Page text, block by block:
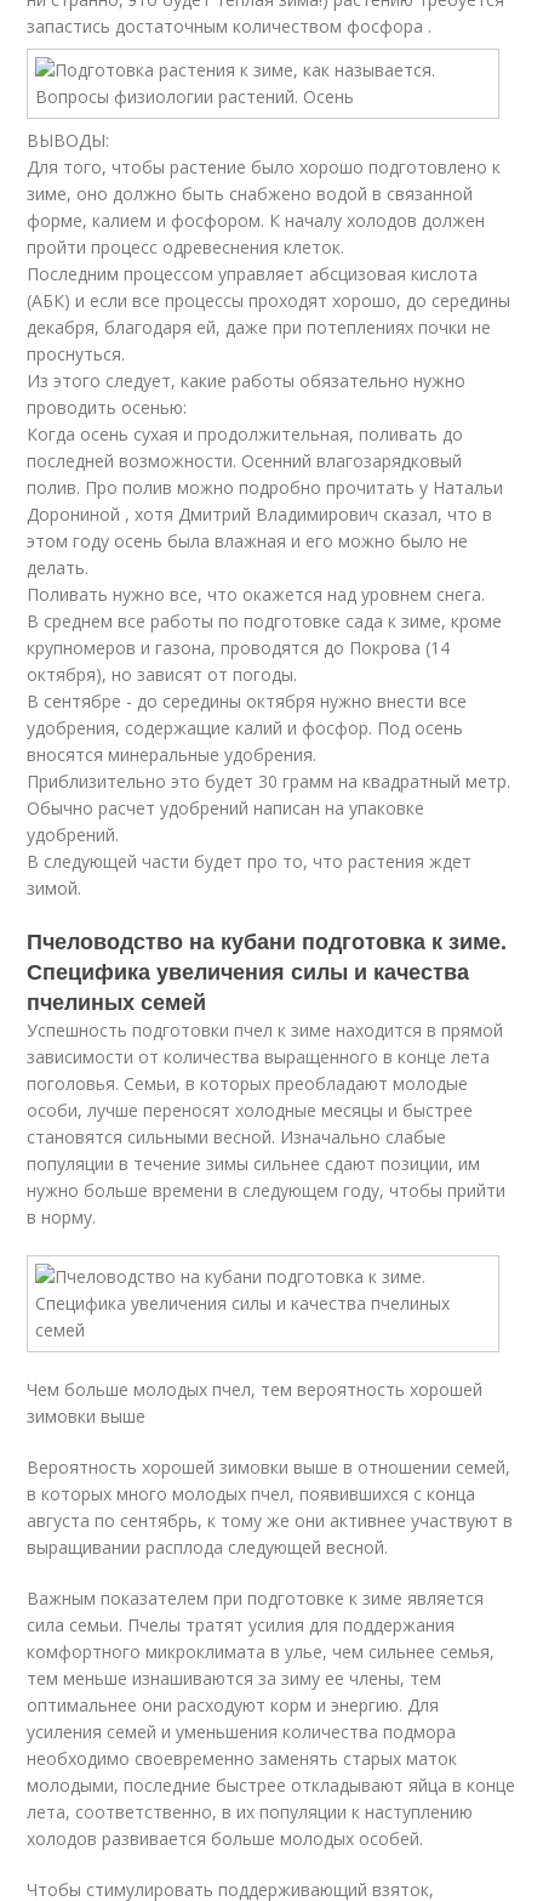
запастись достаточным количеством фосфора .
ВЫВОДЫ:
Для того, чтобы растение было хорошо подготовлено к
зиме, оно должно быть снабжено водой в связанной
форме, калием и фосфором. К началу холодов должен
пройти процесс одревеснения клеток.
Последним процессом управляет абсцизовая кислота
(АБК) и если все процессы проходят хорошо, до середины
декабря, благодаря ей, даже при потеплениях почки не
проснуться.
Из этого следует, какие работы обязательно нужно
проводить осенью:
Когда осень сухая и продолжительная, поливать до
последней возможности. Осенний влагозарядковый
полив. Про полив можно подробно прочитать у Натальи
Дорониной , хотя Дмитрий Владимирович сказал, что в
этом году осень была влажная и его можно было не
делать.
Поливать нужно все, что окажется над уровнем снега.
В среднем все работы по подготовке сада к зиме, кроме
крупномеров и газона, проводятся до Покрова (14
октября), но зависят от погоды.
В сентябре - до середины октября нужно внести все
удобрения, содержащие калий и фосфор. Под осень
вносятся минеральные удобрения.
Приблизительно это будет 30 грамм на квадратный метр.
Обычно расчет удобрений написан на упаковке
удобрений.
В следующей части будет про то, что растения ждет
зимой.
Пчеловодство на кубани подготовка к зиме.
Специфика увеличения силы и качества
пчелиных семей
Успешность подготовки пчел к зиме находится в прямой
зависимости от количества выращенного в конце лета
поголовья. Семьи, в которых преобладают молодые
особи, лучше переносят холодные месяцы и быстрее
становятся сильными весной. Изначально слабые
популяции в течение зимы сильнее сдают позиции, им
нужно больше времени в следующем году, чтобы прийти
в норму.
Чем больше молодых пчел, тем вероятность хорошей
зимовки выше
Вероятность хорошей зимовки выше в отношении семей,
в которых много молодых пчел, появившихся с конца
августа по сентябрь, к тому же они активнее участвуют в
выращивании расплода следующей весной.
Важным показателем при подготовке к зиме является
сила семьи. Пчелы тратят усилия для поддержания
комфортного микроклимата в улье, чем сильнее семья,
тем меньше изнашиваются за зиму ее члены, тем
оптимальнее они расходуют корм и энергию. Для
усиления семей и уменьшения количества подмора
необходимо своевременно заменять старых маток
молодыми, последние быстрее откладывают яйца в конце
лета, соответственно, в их популяции к наступлению
холодов развивается больше молодых особей.
Чтобы стимулировать поддерживающий взяток,